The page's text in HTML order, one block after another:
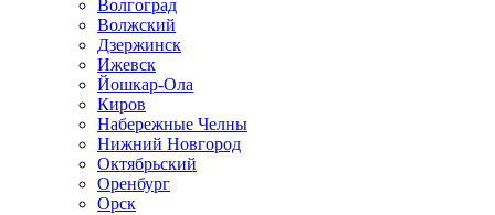
Волгоград
Волжский
Дзержинск
Ижевск
Йошкар-Ола
Киров
Набережные Челны
Нижний Новгород
Октябрьский
Оренбург
Орск